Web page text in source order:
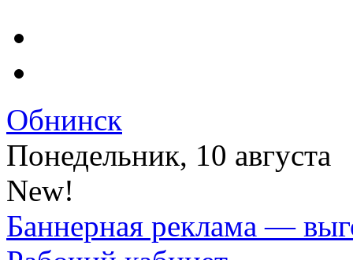
Обнинск
Понедельник, 10 августа
New!
Баннерная реклама —